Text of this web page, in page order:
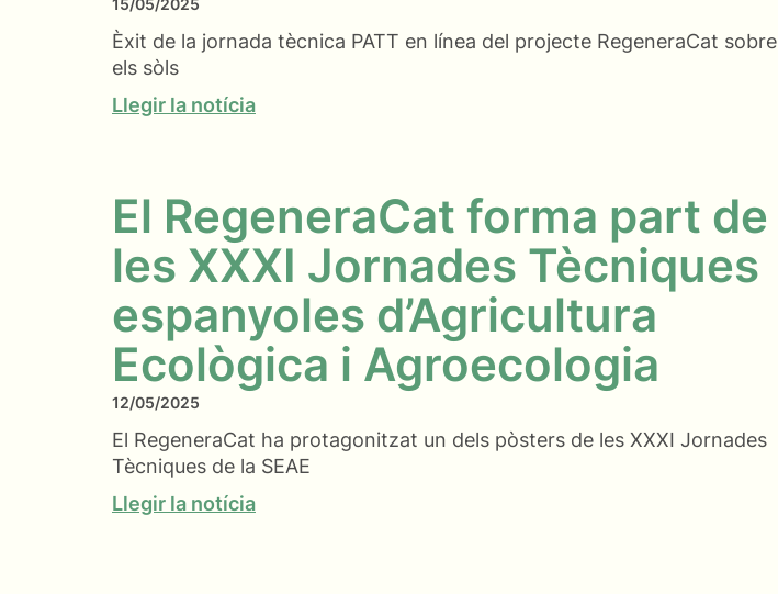
15/05/2025
Èxit de la jornada tècnica PATT en línea del projecte RegeneraCat sobre
els sòls
Llegir la notícia
El RegeneraCat forma part de
les XXXI Jornades Tècniques
espanyoles d’Agricultura
Ecològica i Agroecologia
12/05/2025
El RegeneraCat ha protagonitzat un dels pòsters de les XXXI Jornades
Tècniques de la SEAE
Llegir la notícia